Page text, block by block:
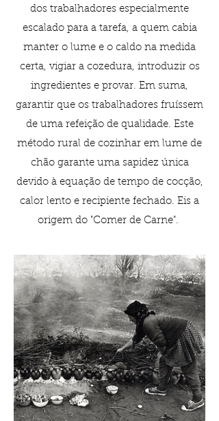
dos trabalhadores especialmente
escalado para a tarefa, a quem cabia
manter o lume e o caldo na medida
certa, vigiar a cozedura, introduzir os
ingredientes e provar. Em suma,
garantir que os trabalhadores fruíssem
de uma refeição de qualidade. Este
método rural de cozinhar em lume de
chão garante uma sapidez única
devido à equação de tempo de cocção,
calor lento e recipiente fechado. Eis a
origem do "Comer de Carne".